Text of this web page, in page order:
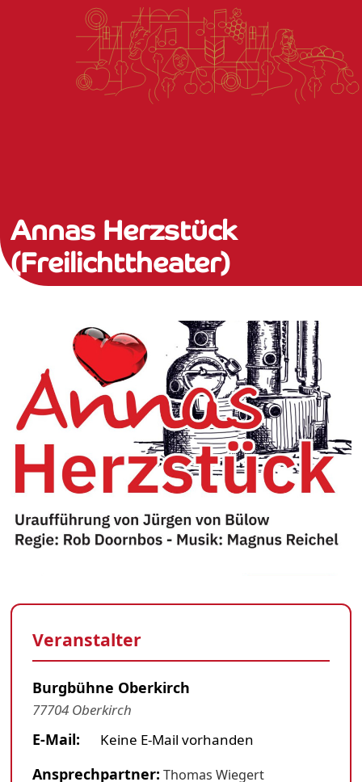
Annas Herzstück
(Freilichttheater)
Veranstalter
Burgbühne Oberkirch
77704 Oberkirch
E-Mail: Keine E-Mail vorhanden
Ansprechpartner: Thomas Wiegert